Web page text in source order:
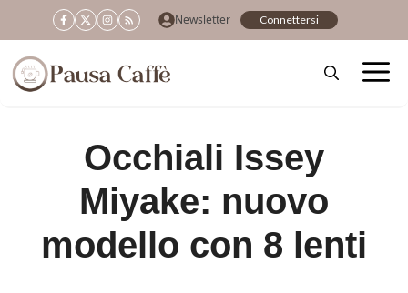
al
contenuto
Newsletter Connettersi
Occhiali Issey
Miyake: nuovo
modello con 8 lenti